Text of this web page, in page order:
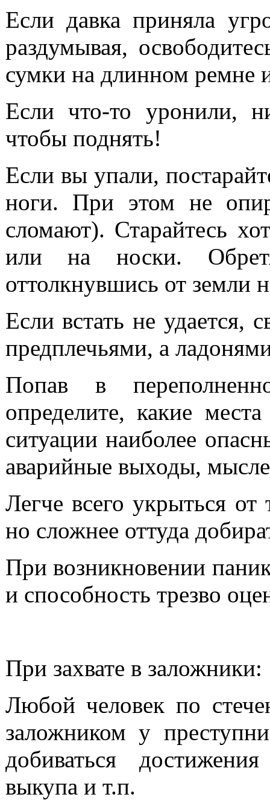
Если давка приняла
раздумывая,
сумки на длинном ремне
Если что-то уронили,
чтобы поднять!
Если вы упали,
ноги. При этом не
сломают). Старайтесь
или на носки.
оттолкнувшись от земли
Если встать не удается,
предплечьями, а
Попав в
определите, какие
ситуации наиболее
аварийные выходы,
Легче всего укрыться
но сложнее оттуда
При возникновении
и способность трезво
При захвате в заложники:
Любой человек по
заложником у
добиваться
выкупа и т.п.